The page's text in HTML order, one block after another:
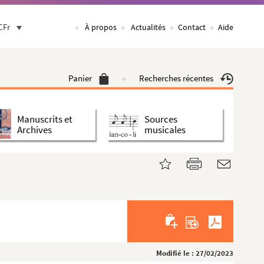
À propos Actualités Contact Aide
Panier Recherches récentes
Manuscrits et
Archives
Sources
musicales
Modifié le : 27/02/2023